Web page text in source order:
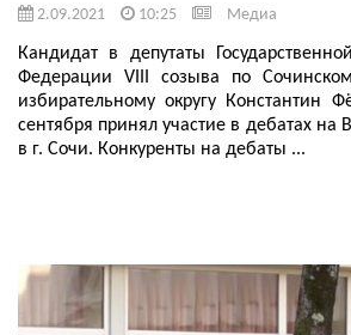
2.09.2021 10:25 Медиа
Кандидат в депутаты
Федерации VIII созыва по
избирательному округу Константин
сентября принял участие в дебатах на
в г. Сочи. Конкуренты на дебаты ...